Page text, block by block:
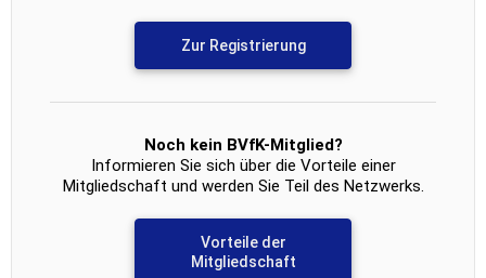
Zur Registrierung
Noch kein BVfK-Mitglied?
Informieren Sie sich über die Vorteile einer
Mitgliedschaft und werden Sie Teil des Netzwerks.
Vorteile der
Mitgliedschaft